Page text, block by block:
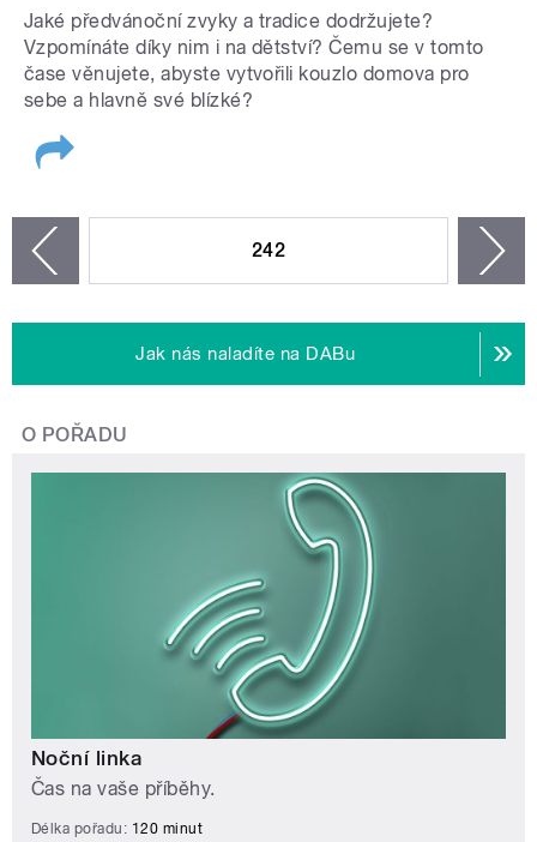
Jaké předvánoční zvyky a tradice dodržujete?
Vzpomínáte díky nim i na dětství? Čemu se v tomto
čase věnujete, abyste vytvořili kouzlo domova pro
sebe a hlavně své blízké?
242
Jak nás naladíte na DABu
O POŘADU
Noční linka
Čas na vaše příběhy.
Délka pořadu: 120 minut